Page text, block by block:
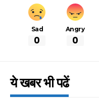
Sad
0
Angry
0
ये खबर भी पढें